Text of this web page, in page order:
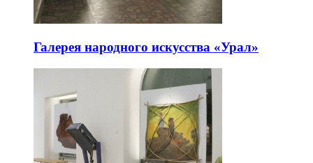
Галерея народного искусства «Урал»